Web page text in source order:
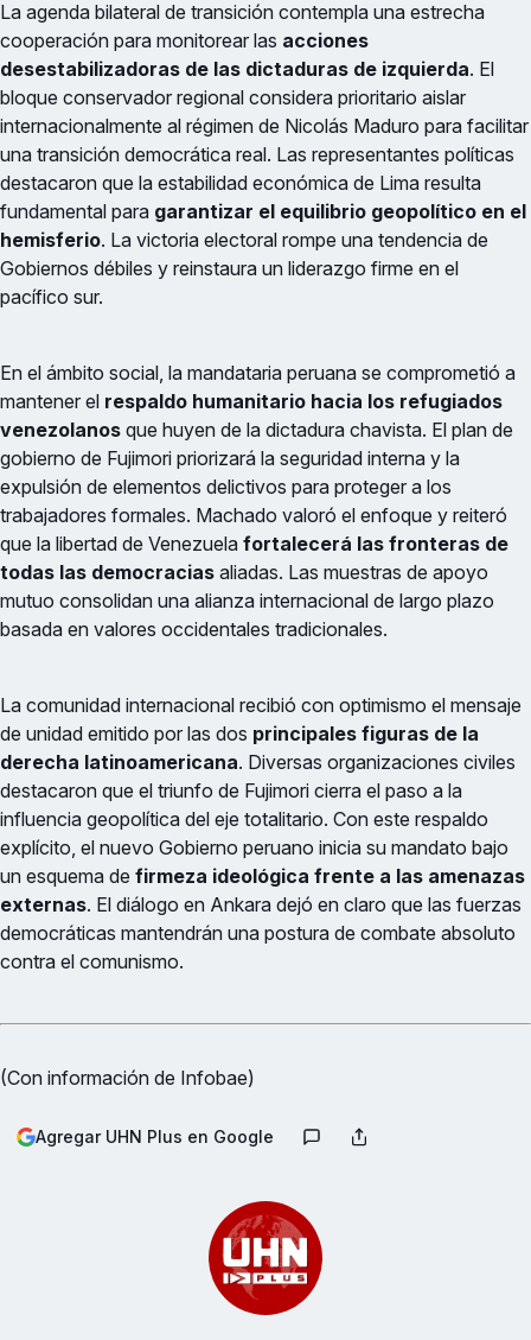
La agenda bilateral de transición contempla una estrecha
cooperación para monitorear las acciones
desestabilizadoras de las dictaduras de izquierda. El
bloque conservador regional considera prioritario aislar
internacionalmente al régimen de Nicolás Maduro para facilitar
una transición democrática real. Las representantes políticas
destacaron que la estabilidad económica de Lima resulta
fundamental para garantizar el equilibrio geopolítico en el
hemisferio. La victoria electoral rompe una tendencia de
Gobiernos débiles y reinstaura un liderazgo firme en el
pacífico sur.
En el ámbito social, la mandataria peruana se comprometió a
mantener el respaldo humanitario hacia los refugiados
venezolanos que huyen de la dictadura chavista. El plan de
gobierno de Fujimori priorizará la seguridad interna y la
expulsión de elementos delictivos para proteger a los
trabajadores formales. Machado valoró el enfoque y reiteró
que la libertad de Venezuela fortalecerá las fronteras de
todas las democracias aliadas. Las muestras de apoyo
mutuo consolidan una alianza internacional de largo plazo
basada en valores occidentales tradicionales.
La comunidad internacional recibió con optimismo el mensaje
de unidad emitido por las dos principales figuras de la
derecha latinoamericana. Diversas organizaciones civiles
destacaron que el triunfo de Fujimori cierra el paso a la
influencia geopolítica del eje totalitario. Con este respaldo
explícito, el nuevo Gobierno peruano inicia su mandato bajo
un esquema de firmeza ideológica frente a las amenazas
externas. El diálogo en Ankara dejó en claro que las fuerzas
democráticas mantendrán una postura de combate absoluto
contra el comunismo.
(Con información de Infobae)
Agregar UHN Plus en Google